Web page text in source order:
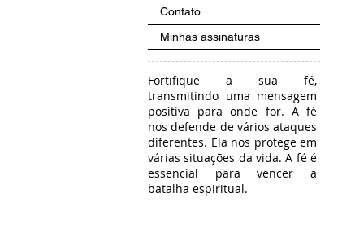
Contato
Minhas assinaturas
Fortifique a sua fé,
transmitindo uma mensagem
positiva para onde for. A fé
nos defende de vários ataques
diferentes. Ela nos protege em
várias situações da vida. A fé é
essencial para vencer a
batalha espiritual.